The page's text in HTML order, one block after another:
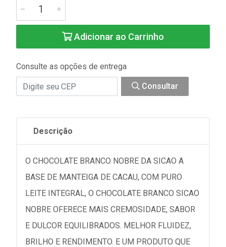
Adicionar ao Carrinho
Consulte as opções de entrega
Consultar
Descrição
O CHOCOLATE BRANCO NOBRE DA SICAO A
BASE DE MANTEIGA DE CACAU, COM PURO
LEITE INTEGRAL, O CHOCOLATE BRANCO SICAO
NOBRE OFERECE MAIS CREMOSIDADE, SABOR
E DULCOR EQUILIBRADOS. MELHOR FLUIDEZ,
BRILHO E RENDIMENTO. E UM PRODUTO QUE